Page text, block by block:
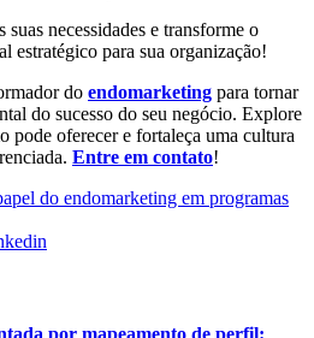
suas necessidades e transforme o
estratégico para sua organização!
do endomarketing para tornar
do sucesso do seu negócio. Explore
pode oferecer e fortaleça uma cultura
Entre em contato!
do endomarketing em programas
por mapeamento de perfil: